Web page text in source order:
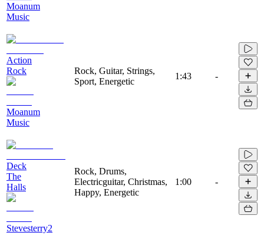
Moanum
Music
Action
Rock
Moanum
Music
Rock, Guitar, Strings,
Sport, Energetic
1:43 -
Deck
The
Halls
Stevesterry2
Rock, Drums,
Electricguitar, Christmas,
Happy, Energetic
1:00 -